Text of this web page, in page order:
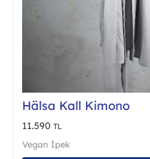
Hälsa Kall Kimono
11.590 TL
Vegan İpek